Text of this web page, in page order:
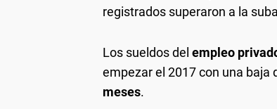
registrados superaron a la
Los sueldos del empleo
empezar el 2017 con una baja
meses.